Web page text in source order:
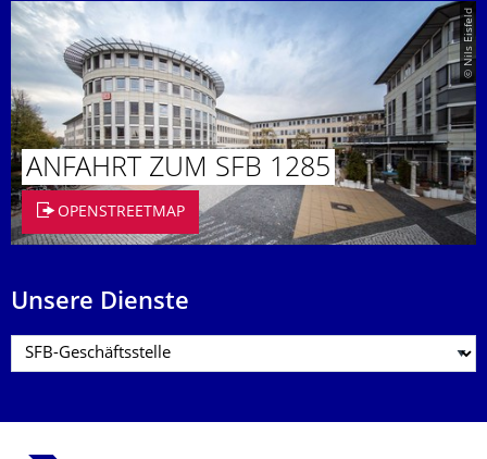
© Nils Eisfeld
ANFAHRT ZUM SFB 1285
OPENSTREETMAP
Unsere Dienste